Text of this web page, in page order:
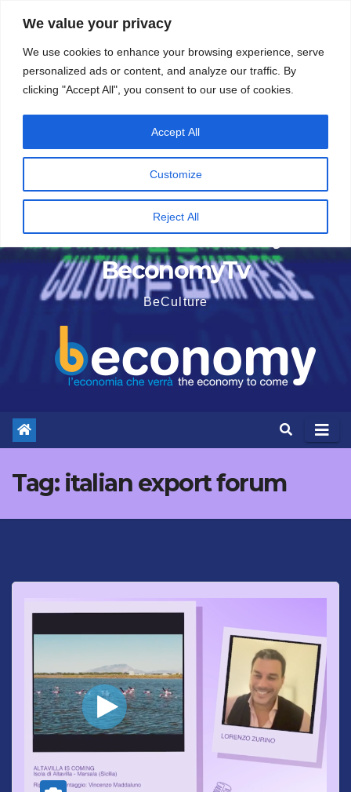
We value your privacy
We use cookies to enhance your browsing experience, serve
personalized ads or content, and analyze our traffic. By
clicking "Accept All", you consent to our use of cookies.
Customize
Reject All
Accept All
contenuto
6 Agosto 2026
BeconomyTv
BeCulture
Tag: italian export forum